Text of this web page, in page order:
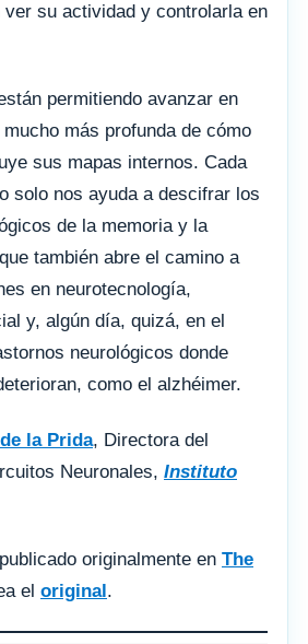
ver su actividad y controlarla en
permitiendo avanzar en
más profunda de cómo
sus mapas internos. Cada
solo nos ayuda a descifrar los
de la memoria y la
también abre el camino a
en neurotecnología,
y, algún día, quizá, en el
neurológicos donde
como el alzhéimer.
la Prida, Directora del
Neuronales, Instituto
originalmente en The
el original.